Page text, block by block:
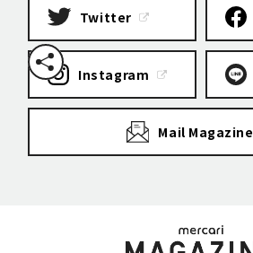
Twitter
Instagram
Mail Magazine